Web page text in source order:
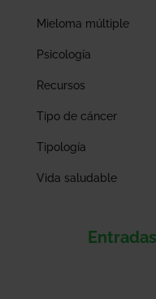
Mieloma múltiple
Psicología
Recursos
Tipo de cáncer
Tipología
Vida saludable